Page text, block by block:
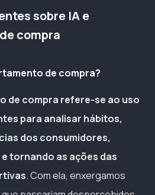
sobre IA e
compra
de compra?
de compra refere-se ao uso
para analisar hábitos,
dos consumidores,
tornando as ações das
. Com ela, enxergamos